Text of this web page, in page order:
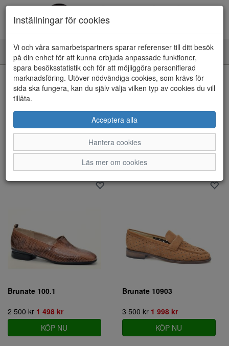
Toggle
navigation
Visa filter
Varumärke: Brunate
Rensa
12 artiklar hittade
Brunate 100.1
2 500 kr 1 498 kr
KÖP NU
Brunate 10903
3 500 kr 1 998 kr
KÖP NU
Inställningar för cookies
Vi och våra samarbetspartners sparar referenser till ditt besök
på din enhet för att kunna erbjuda anpassade funktioner,
spara besöksstatistik och för att möjliggöra personifierad
marknadsföring. Utöver nödvändiga cookies, som krävs för
sida ska fungera, kan du själv välja vilken typ av cookies du vill
tillåta.
Acceptera alla
Hantera cookies
Läs mer om cookies